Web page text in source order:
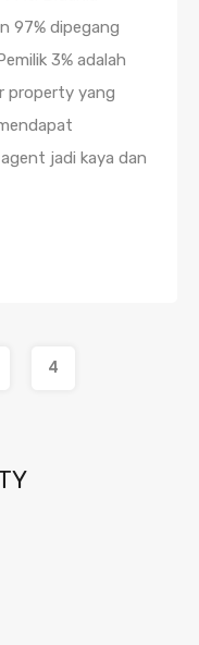
97% dipegang
3% adalah
property yang
jadi kaya dan
4